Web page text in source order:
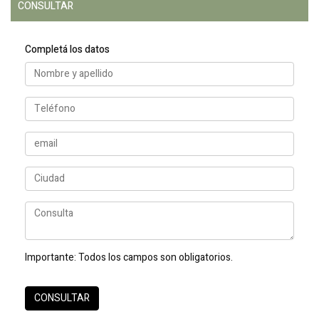
CONSULTAR
Completá los datos
Importante:Todos los campos son obligatorios.